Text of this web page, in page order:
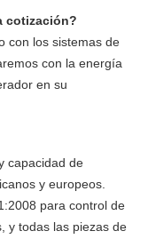
cotización?
con los sistemas de
con la energía
en su
capacidad de
y europeos.
para control de
y todas las piezas de